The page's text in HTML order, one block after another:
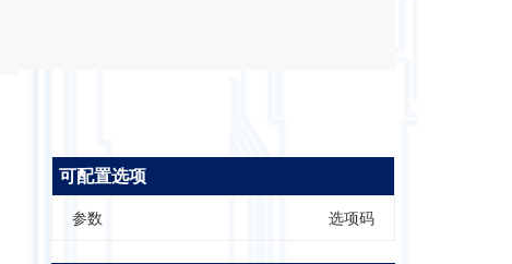
可配置选项
参数 选项码